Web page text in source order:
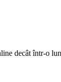
decât într-o